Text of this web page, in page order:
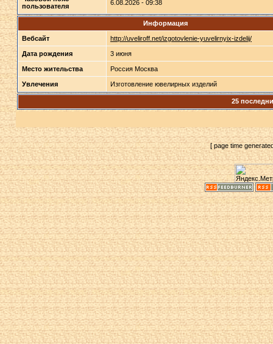
пользователя
6.08.2026 - 09:38
Информация
Вебсайт http://uveliroff.net/izgotovlenie-yuvelirnyix-izdelij/
Дата рождения 3 июня
Место жительства Россия Москва
Увлечения Изготовление ювелирных изделий
25
[ page time